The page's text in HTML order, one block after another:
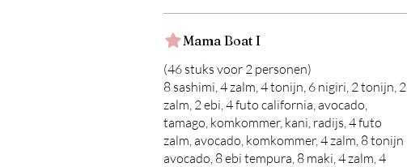
Mama Boat I
(46 stuks voor 2 personen)
8 sashimi, 4 zalm, 4 tonijn, 6 nigiri, 2 tonijn, 2
zalm, 2 ebi, 4 futo california, avocado,
tamago, komkommer, kani, radijs, 4 futo
zalm, avocado, komkommer, 4 zalm, 8 tonijn
avocado, 8 ebi tempura, 8 maki, 4 zalm, 4